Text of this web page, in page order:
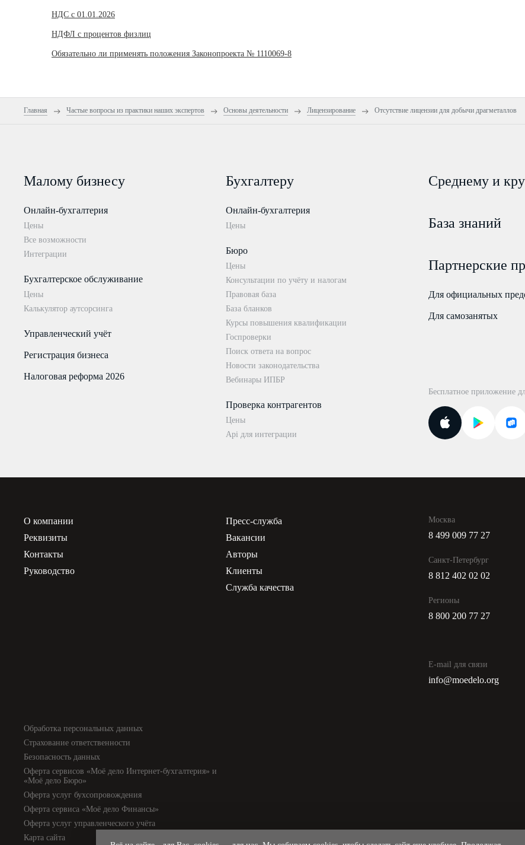
НДС с 01.01.2026
НДФЛ с процентов физлиц
Обязательно ли применять положения Законопроекта № 1110069-8
Главная Частые вопросы из практики наших экспертов Основы деятельности Лицензирование Отсутствие лицензии для добычи драгметаллов
Малому бизнесу
Онлайн-бухгалтерия
Цены
Все возможности
Интеграции
Бухгалтерское обслуживание
Цены
Калькулятор аутсорсинга
Управленческий учёт
Регистрация бизнеса
Налоговая реформа 2026
Бухгалтеру
Онлайн-бухгалтерия
Цены
Бюро
Цены
Консультации по учёту и налогам
Правовая база
База бланков
Курсы повышения квалификации
Госпроверки
Поиск ответа на вопрос
Новости законодательства
Вебинары ИПБР
Проверка контрагентов
Цены
Api для интеграции
Среднему и
База знаний
Партнерские
Для официальных
Для самозанятых
Бесплатное приложение
О компании
Реквизиты
Контакты
Руководство
Пресс-служба
Вакансии
Авторы
Клиенты
Служба качества
Москва
8 499 009 77 27
Санкт-Петербург
8 812 402 02 02
Регионы
8 800 200 77 27
E-mail для связи
info@moedelo.org
Обработка персональных данных
Страхование ответственности
Безопасность данных
Оферта сервисов «Моё дело Интернет-бухгалтерия» и
«Моё дело Бюро»
Оферта услуг бухсопровождения
Оферта сервиса «Моё дело Финансы»
Оферта услуг управленческого учёта
Карта сайта